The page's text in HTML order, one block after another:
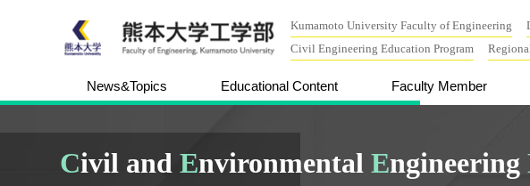
Kumamoto University Faculty of Engineering
Civil Engineering Education Program
News&Topics Educational Content Faculty Member
Civil andEnvironmentalEngineering